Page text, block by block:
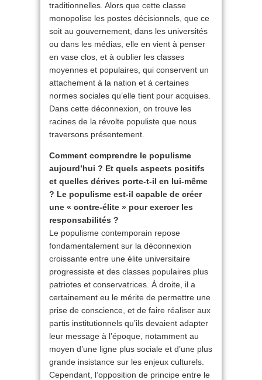
traditionnelles. Alors que cette classe
monopolise les postes décisionnels, que ce
soit au gouvernement, dans les universités
ou dans les médias, elle en vient à penser
en vase clos, et à oublier les classes
moyennes et populaires, qui conservent un
attachement à la nation et à certaines
normes sociales qu’elle tient pour acquises.
Dans cette déconnexion, on trouve les
racines de la révolte populiste que nous
traversons présentement.
Comment comprendre le populisme
aujourd’hui ? Et quels aspects positifs
et quelles dérives porte-t-il en lui-même
? Le populisme est-il capable de créer
une « contre-élite » pour exercer les
responsabilités ?
Le populisme contemporain repose
fondamentalement sur la déconnexion
croissante entre une élite universitaire
progressiste et des classes populaires plus
patriotes et conservatrices. À droite, il a
certainement eu le mérite de permettre une
prise de conscience, et de faire réaliser aux
partis institutionnels qu’ils devaient adapter
leur message à l’époque, notamment au
moyen d’une ligne plus sociale et d’une plus
grande insistance sur les enjeux culturels.
Cependant, l’opposition de principe entre le